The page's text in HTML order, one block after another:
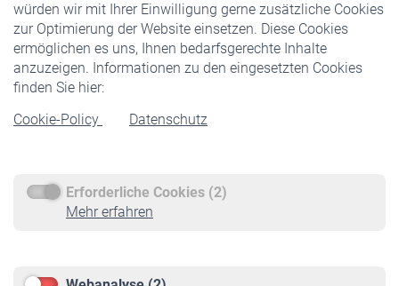
würden wir mit Ihrer Einwilligung gerne zusätzliche Cookies
zur Optimierung der Website einsetzen. Diese Cookies
ermöglichen es uns, Ihnen bedarfsgerechte Inhalte
anzuzeigen. Informationen zu den eingesetzten Cookies
finden Sie hier:
Cookie-Policy
Datenschutz
Erforderliche Cookies (2)
Mehr erfahren
Veranstaltungen
Rentner
Rentenbeginn
Rente beantragen
Service
Informationen